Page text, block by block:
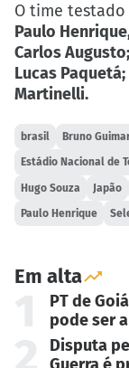
O time
Paulo
Carlos
Lucas
Martinelli.
brasil Bruno
Estádio Nacional de
Hugo Souza Japão
Paulo Henrique
Em alta
PT de
pode ser
Disputa